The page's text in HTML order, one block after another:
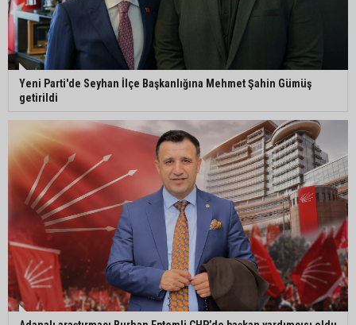
Yeni Parti'de Seyhan İlçe Başkanlığına Mehmet Şahin Gümüş
getirildi